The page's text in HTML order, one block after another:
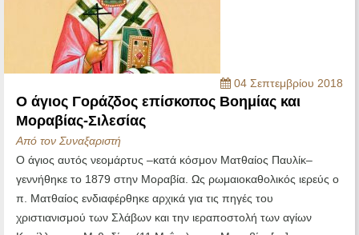
04 Σεπτεμβρίου 2018
Ο άγιος Γοράζδος επίσκοπος Βοημίας και
Μοραβίας-Σιλεσίας
Από τον Συναξαριστή
Ο άγιος αυτός νεομάρτυς –κατά κόσμον Ματθαίος Παυλίκ–
γεννήθηκε το 1879 στην Μοραβία. Ως ρωμαιοκαθολικός ιερεύς ο
π. Ματθαίος ενδιαφέρθηκε αρχικά για τις πηγές του
χριστιανισμού των Σλάβων και την ιεραποστολή των αγίων